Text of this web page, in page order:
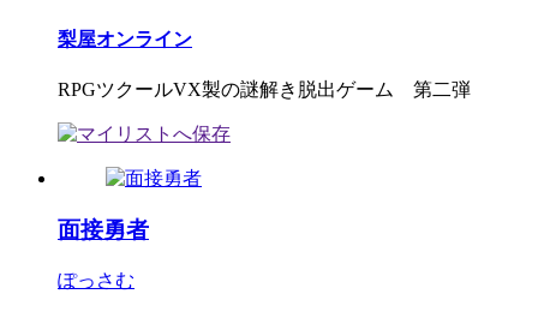
梨屋オンライン
RPGツクールVX製の謎解き脱出ゲーム 第二弾
面接勇者
ぽっさむ